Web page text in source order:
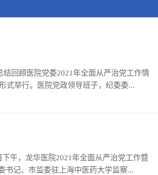
回顾医院党委2021年全面从严治党工作情
式举行。医院党政领导班子，纪委委...
午，龙华医院2021年全面从严治党工作暨
书记、市监委驻上海中医药大学监察...